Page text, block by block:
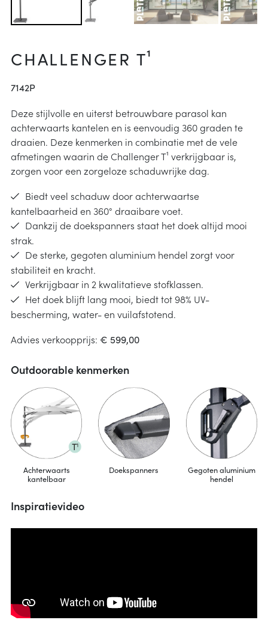
CHALLENGER T¹
7142P
Deze stijlvolle en uiterst betrouwbare parasol kan
achterwaarts kantelen en is eenvoudig 360 graden te
draaien. Deze kenmerken in combinatie met de vele
afmetingen waarin de Challenger T¹ verkrijgbaar is,
zorgen voor een zorgeloze schaduwrijke dag.
Biedt veel schaduw door achterwaartse
kantelbaarheid en 360° draaibare voet.
Dankzij de doekspanners staat het doek altijd mooi
strak.
De sterke, gegoten aluminium hendel zorgt voor
stabiliteit en kracht.
Verkrijgbaar in 2 kwalitatieve stofklassen.
Het doek blijft lang mooi, biedt tot 98% UV-
bescherming, water- en vuilafstotend.
Advies verkoopprijs: € 599,00
Outdoorable kenmerken
Achterwaarts
kantelbaar
Doekspanners
Gegoten aluminium
hendel
Inspiratievideo